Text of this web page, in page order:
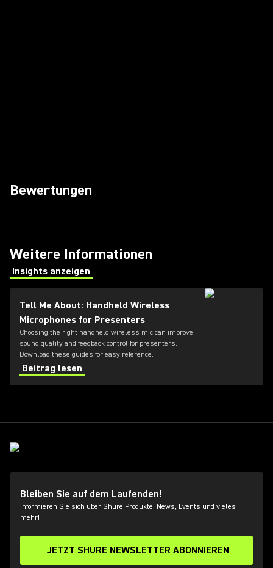
Bewertungen
Weitere Informationen
Insights anzeigen
(Opens in a new tab)
Tell Me About: Handheld Wireless
Microphones for Presenters
Choosing the right handheld wireless mic can improve
sound quality and feedback control for presenters.
Download these guides for easy reference.
Beitrag lesen
Bleiben Sie auf dem Laufenden!
Informieren Sie sich über Shure Produkte, News, Events und vieles
mehr!
JETZT SHURE NEWSLETTER ABONNIEREN